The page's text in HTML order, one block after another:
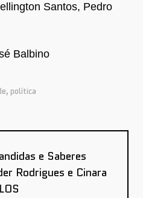
Santos, Pedro
Balbino
, política
e Saberes
Rodrigues e Cinara